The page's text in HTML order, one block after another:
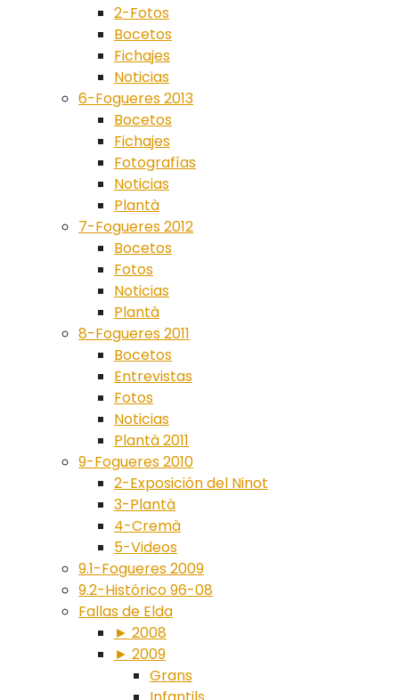
2-Fotos
Bocetos
Fichajes
Noticias
6-Fogueres 2013
Bocetos
Fichajes
Fotografías
Noticias
Plantà
7-Fogueres 2012
Bocetos
Fotos
Noticias
Plantà
8-Fogueres 2011
Bocetos
Entrevistas
Fotos
Noticias
Plantà 2011
9-Fogueres 2010
2-Exposición del Ninot
3-Plantà
4-Cremà
5-Videos
9.1-Fogueres 2009
9.2-Histórico 96-08
Fallas de Elda
► 2008
► 2009
Grans